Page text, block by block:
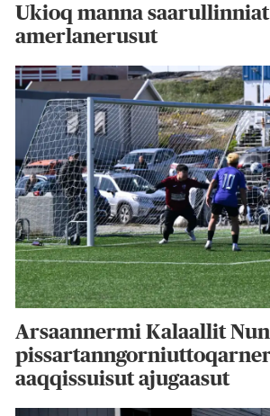
Ukioq manna saarullinniat
amerlanerusut
Arsaannermi Kalaallit
aaqqissuisut ajugaasut